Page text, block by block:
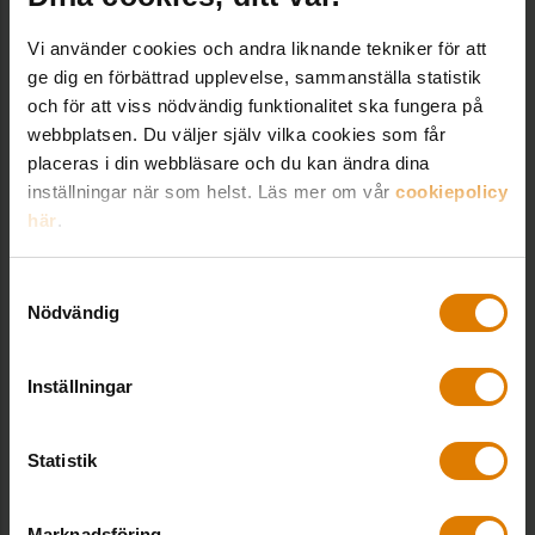
Vi använder cookies och andra liknande tekniker för att
ge dig en förbättrad upplevelse, sammanställa statistik
och för att viss nödvändig funktionalitet ska fungera på
webbplatsen. Du väljer själv vilka cookies som får
placeras i din webbläsare och du kan ändra dina
inställningar när som helst. Läs mer om vår cookiepolicy
här.
Nödvändig
Inställningar
Statistik
teknisk utrustning, med undantag för
verksamhetsrelaterade tekniska
system, markförstärkning och teknisk
utrustning för alstring och lagring av
förnybar el på byggnaden eller dess
Boverket föreslog 2023.
belysning, solceller med mera
Vägar och trottoarer avsedda
för fotgängare eller
fordonstrafik inom tomten
Komplementbyggnader
Boverket.
GWP, Global Warming Potential:
växthusgasers påverkan på den globala
EU-kommissionens delegerade förordning
Kontakt hos Sveriges Allmännytta
Magnus Ulaner
Magnus Ulaner är expert på